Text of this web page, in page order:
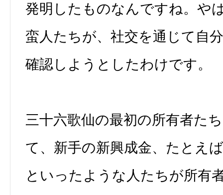
発明したものなんですね。や
蛮人たちが、社交を通じて自
確認しようとしたわけです。
三十六歌仙の最初の所有者た
て、新手の新興成金、たとえ
といったような人たちが所有